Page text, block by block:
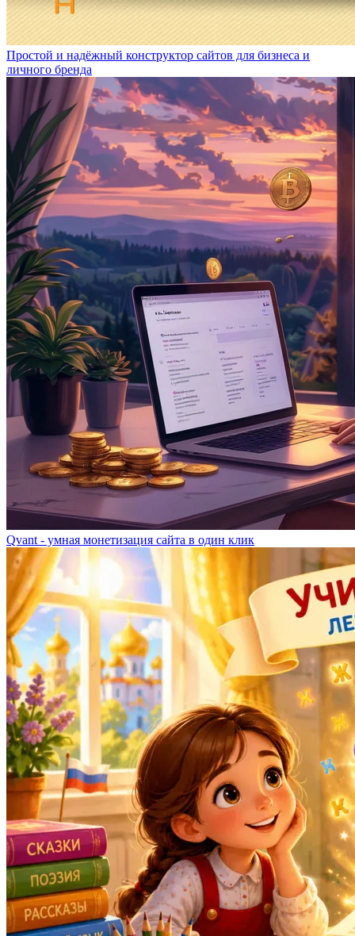
Простой и надёжный конструктор сайтов для бизнеса и
личного бренда
Qvant - умная монетизация сайта в один клик